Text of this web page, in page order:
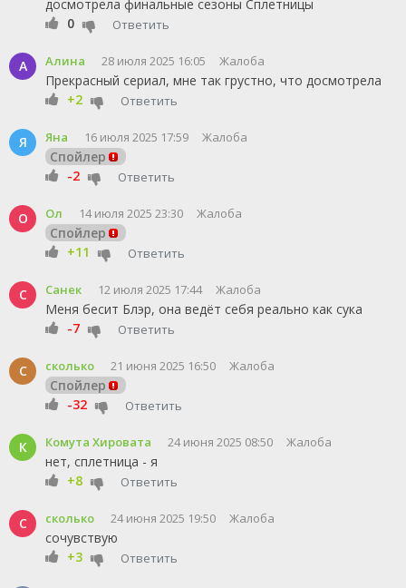
досмотрела финальные сезоны Сплетницы
0
Ответить
А Алина 28 июля 2025 16:05 Жалоба
Прекрасный сериал, мне так грустно, что досмотрела
+2
Ответить
Я Яна 16 июля 2025 17:59 Жалоба
Спойлер
-2
Ответить
О Ол 14 июля 2025 23:30 Жалоба
Спойлер
+11
Ответить
С Санек 12 июля 2025 17:44 Жалоба
Меня бесит Блэр, она ведёт себя реально как сука
-7
Ответить
С сколько 21 июня 2025 16:50 Жалоба
Спойлер
-32
Ответить
К Комута Хировата 24 июня 2025 08:50 Жалоба
нет, сплетница - я
+8
Ответить
С сколько 24 июня 2025 19:50 Жалоба
сочувствую
+3
Ответить